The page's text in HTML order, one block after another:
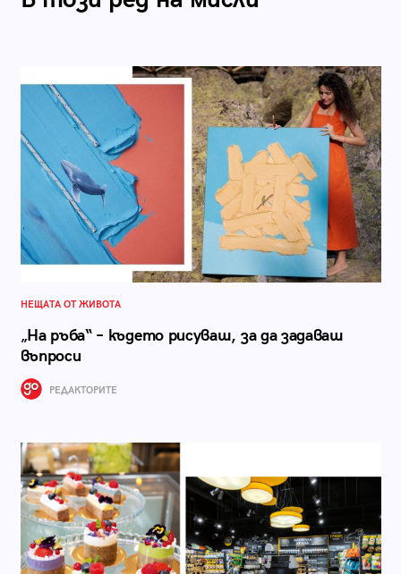
НЕЩАТА ОТ ЖИВОТА
„На ръба“ – където рисуваш, за да задаваш
въпроси
РЕДАКТОРИТЕ